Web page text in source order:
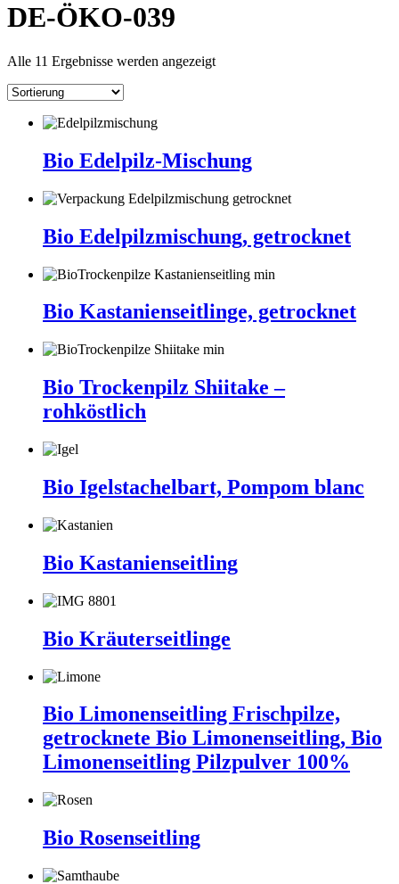
DE-ÖKO-039
Alle 11 Ergebnisse werden angezeigt
Bio Edelpilz-Mischung
Bio Edelpilzmischung, getrocknet
Bio Kastanienseitlinge, getrocknet
Bio Trockenpilz Shiitake –
rohköstlich
Bio Igelstachelbart, Pompom blanc
Bio Kastanienseitling
Bio Kräuterseitlinge
Bio Limonenseitling Frischpilze,
getrocknete Bio Limonenseitling, Bio
Limonenseitling Pilzpulver 100%
Bio Rosenseitling